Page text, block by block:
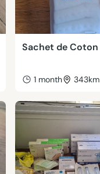
Sachet de Coton
1 month 343km